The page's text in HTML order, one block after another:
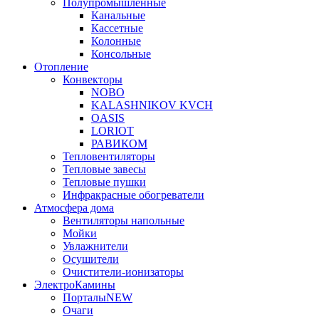
Полупромышленные
Канальные
Кассетные
Колонные
Консольные
Отопление
Конвекторы
NOBO
KALASHNIKOV KVCH
OASIS
LORIOT
РАВИКОМ
Тепловентиляторы
Тепловые завесы
Тепловые пушки
Инфракрасные обогреватели
Атмосфера дома
Вентиляторы напольные
Мойки
Увлажнители
Осушители
Очистители-ионизаторы
ЭлектроКамины
ПорталыNEW
Очаги